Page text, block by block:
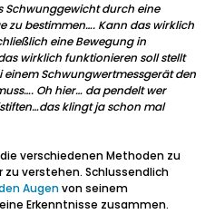
Schwunggewicht durch eine
zu bestimmen…. Kann das wirklich
eine Bewegung in
wirklich funktionieren soll stellt
Schwungwertmessgerät den
Oh hier… da pendelt wer
klingt ja schon mal
verschiedenen Methoden zu
verstehen. Schlussendlich
Augenvon seinem
Erkenntnisse zusammen.